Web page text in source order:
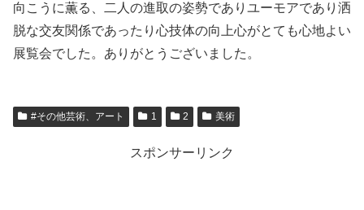
向こうに薫る、二人の進取の姿勢でありユーモアであり洒
脱な交友関係であったり心技体の向上心がとても心地よい
展覧会でした。ありがとうございました。
#その他芸術、アート 1 2 美術
スポンサーリンク